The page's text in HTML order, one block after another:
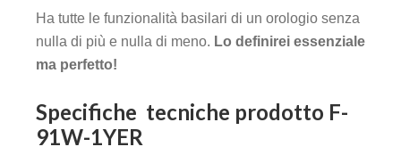
Ha tutte le funzionalità basilari di un orologio senza
nulla di più e nulla di meno. Lo definirei essenziale
ma perfetto!
Specifiche tecniche prodotto F-
91W-1YER